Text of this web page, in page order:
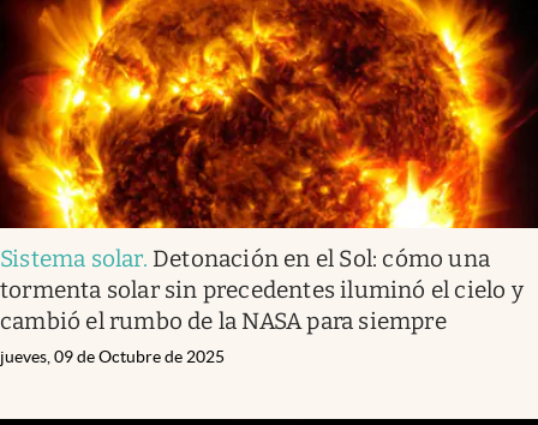
Sistema solar. Detonación en el Sol: cómo una
tormenta solar sin precedentes iluminó el cielo y
cambió el rumbo de la NASA para siempre
jueves, 09 de Octubre de 2025